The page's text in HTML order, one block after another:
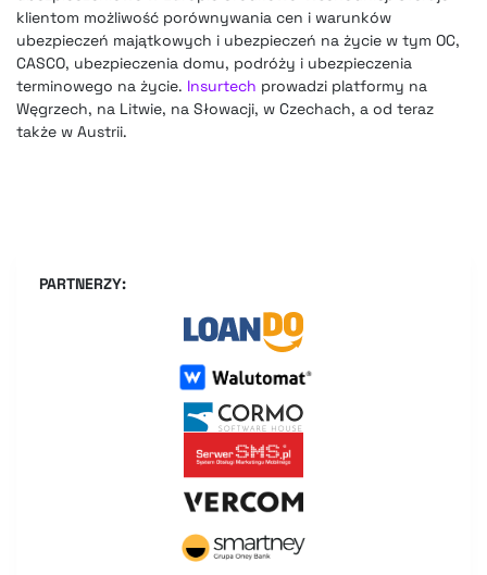
klientom możliwość porównywania cen i warunków
ubezpieczeń majątkowych i ubezpieczeń na życie w tym OC,
CASCO, ubezpieczenia domu, podróży i ubezpieczenia
terminowego na życie. Insurtech prowadzi platformy na
Węgrzech, na Litwie, na Słowacji, w Czechach, a od teraz
także w Austrii.
PARTNERZY: